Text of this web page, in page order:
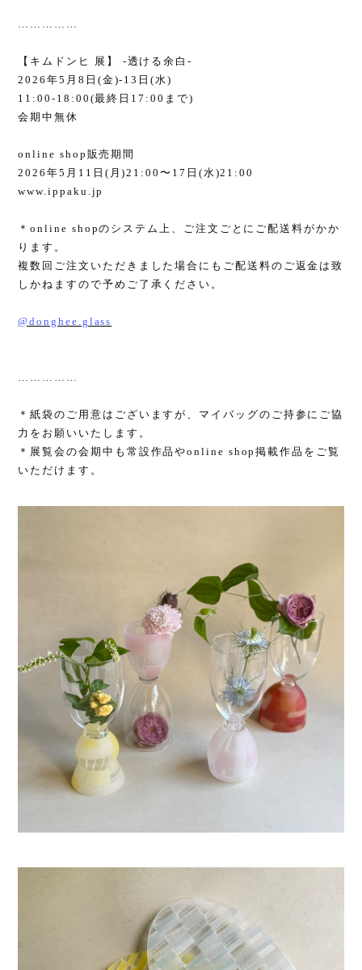
……………
【キムドンヒ 展】 -透ける余白-
2026年5 月 8 日 (金)-13 日(水)
11:00-18:00(最終日 17:00 まで)
会期中無休
online shop 販売期間
2026年5 月 11 日 ( 月)21:00 〜 17 日 (水)21:00
www.ippaku.jp
＊online shopのシステム上、ご注文ごとにご配送料がかか
ります。
複数回ご注文いただきました場合にもご配送料のご返金は致
しかねますので予めご了承ください。
@donghee.glass
……………
＊紙袋のご用意はございますが、マイバッグのご持参にご協
力をお願いいたします。
＊展覧会の会期中も常設作品やonline shop掲載作品をご覧
いただけます。